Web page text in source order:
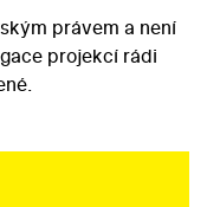
právem a není
projekcí rádi